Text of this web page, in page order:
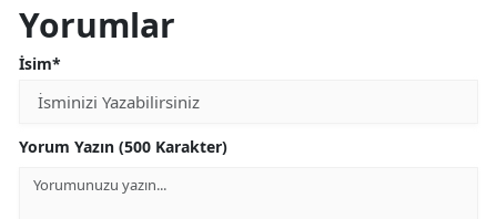
Yorumlar
İsim*
Yorum Yazın (500 Karakter)